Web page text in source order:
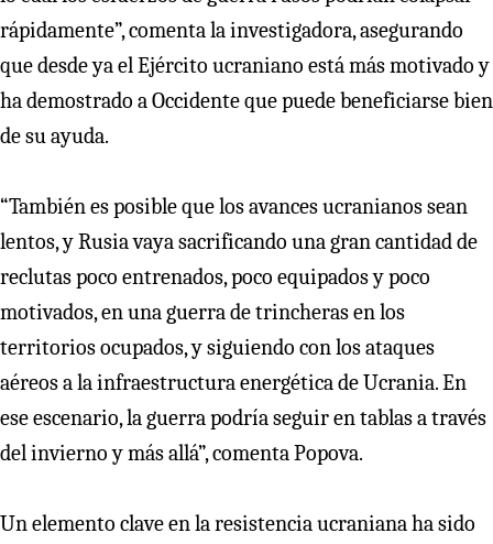
rápidamente”, comenta la investigadora, asegurando
que desde ya el Ejército ucraniano está más motivado y
ha demostrado a Occidente que puede beneficiarse bien
de su ayuda.
“También es posible que los avances ucranianos sean
lentos, y Rusia vaya sacrificando una gran cantidad de
reclutas poco entrenados, poco equipados y poco
motivados, en una guerra de trincheras en los
territorios ocupados, y siguiendo con los ataques
aéreos a la infraestructura energética de Ucrania. En
ese escenario, la guerra podría seguir en tablas a través
del invierno y más allá”, comenta Popova.
Un elemento clave en la resistencia ucraniana ha sido